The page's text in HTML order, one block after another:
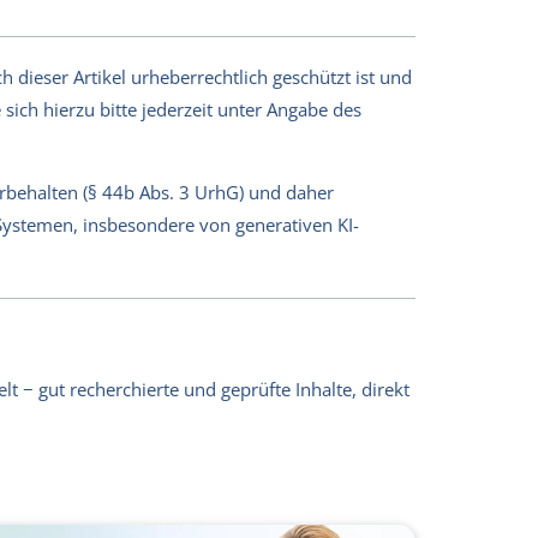
dieser Artikel urheberrechtlich geschützt ist und
hierzu bitte jederzeit unter Angabe des
(§ 44b Abs. 3 UrhG) und daher
insbesondere von generativen KI-
− gut recherchierte und geprüfte Inhalte, direkt